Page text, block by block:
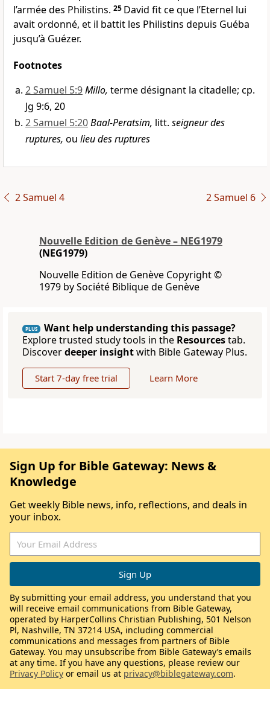
l’armée des Philistins. 25 David fit ce que l’Eternel lui
avait ordonné, et il battit les Philistins depuis Guéba
jusqu’à Guézer.
Footnotes
2 Samuel 5:9Millo, terme désignant la citadelle; cp.
Jg 9:6, 20
2 Samuel 5:20Baal-Peratsim, litt. seigneur des
ruptures, ou lieu des ruptures
2 Samuel 4 2 Samuel 6
Nouvelle Edition de Genève – NEG1979
(NEG1979)
Nouvelle Edition de Genève Copyright ©
1979 by Société Biblique de Genève
PLUS
Want help understanding this passage?
Explore trusted study tools in the Resourcestab.
Discoverdeeper insightwith Bible Gateway Plus.
Start 7-day free trial Learn More
Sign Up for Bible Gateway: News &
Knowledge
Get weekly Bible news, info, reflections, and deals in
your inbox.
By submitting your email address, you understand that you
will receive email communications from Bible Gateway,
operated by HarperCollins Christian Publishing, 501 Nelson
Pl, Nashville, TN 37214 USA, including commercial
communications and messages from partners of Bible
Gateway. You may unsubscribe from Bible Gateway’s emails
at any time. If you have any questions, please review our
Privacy Policy or email us at privacy@biblegateway.com.